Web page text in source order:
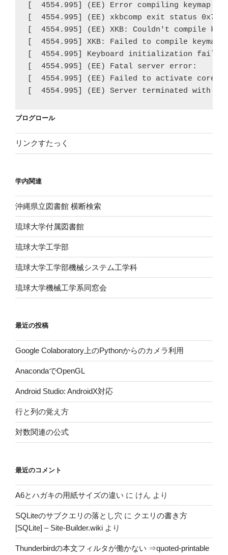
[  4554.995] (EE) Error compiling keymap
[  4554.995] (EE) xkbcomp exit status
[  4554.995] (EE) XKB: Couldn't compile
[  4554.995] XKB: Failed to compile keymap
[  4554.995] Keyboard initialization
[  4554.995] (EE) Fatal server error:
[  4554.995] (EE) Failed to activate core
[  4554.995] (EE) Server terminated with
16 17 18 19 20 21 22
23 24 25 26 27 28 29
30 31
« 10月
ブログロール
リンクすたっく
学内関連
沖縄県立図書館 横断検索
琉球大学付属図書館
琉球大学工学部
琉球大学工学部機械システム工学科
琉球大学機械工学系同窓会
最近の投稿
Google Colaboratory上のPythonからのカメラ利用
AnacondaでOpenGL
Android Studio: AndroidX対応
行と列の覚え方
対数関連の公式
最近のコメント
A6とハガキの用紙サイズの違い に けん より
SQLiteのサブクエリの落とし穴 に クエリの書き方
[SQLite] – Site-Builder.wiki より
Thunderbirdの本文フィルタが働かない ⇒quoted-printable